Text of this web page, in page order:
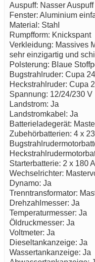
Auspuff: Nasser Auspuff
Fenster: Aluminium
Material: Stahl
Rumpfform: Knickspant
Verkleidung: Massives
sehr einzigartig und
Polsterung: Blaue
Bugstrahlruder: Cupa
Heckstrahlruder: Cupa
Spannung: 12/24/230 V
Landstrom: Ja
Landstromkabel: Ja
Batterieladegerät:
Zubehörbatterien: 4 x
Starterbatterie: 2 x 180
Wechselrichter:
Dynamo: Ja
Trenntransformator:
Drehzahlmesser: Ja
Temperaturmesser: Ja
Öldruckmesser: Ja
Voltmeter: Ja
Dieseltankanzeige: Ja
Wassertankanzeige: Ja